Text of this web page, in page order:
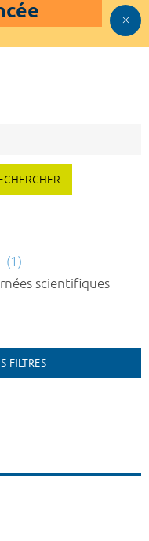
(1)
scientifiques
FILTRES